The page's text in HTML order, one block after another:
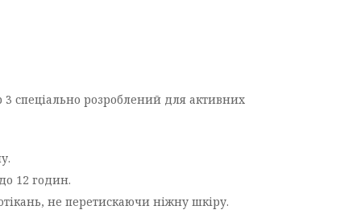
3 спеціально розроблений для активних
12 годин.
не перетискаючи ніжну шкіру.